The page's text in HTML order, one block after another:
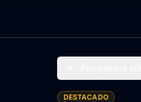
DESTACADO